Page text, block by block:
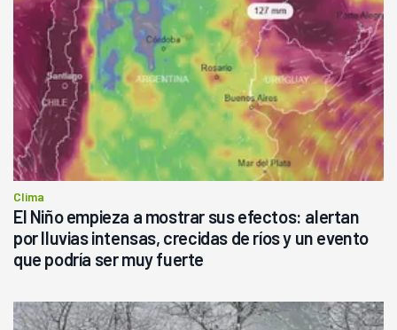
Clima
El Niño empieza a mostrar sus efectos: alertan
por lluvias intensas, crecidas de ríos y un evento
que podría ser muy fuerte